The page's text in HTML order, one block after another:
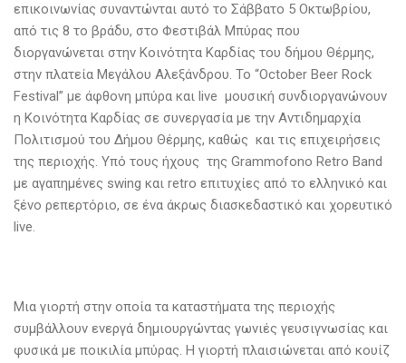
επικοινωνίας συναντώνται αυτό το Σάββατο 5 Οκτωβρίου,
από τις 8 το βράδυ, στο Φεστιβάλ Μπύρας που
διοργανώνεται στην Κοινότητα Καρδίας του δήμου Θέρμης,
στην πλατεία Μεγάλου Αλεξάνδρου. Το “October Beer Rock
Festival” με άφθονη μπύρα και live μουσική συνδιοργανώνουν
η Κοινότητα Καρδίας σε συνεργασία με την Αντιδημαρχία
Πολιτισμού του Δήμου Θέρμης, καθώς και τις επιχειρήσεις
της περιοχής. Υπό τους ήχους της Grammofono Retro Band
με αγαπημένες swing και retro επιτυχίες από το ελληνικό και
ξένο ρεπερτόριο, σε ένα άκρως διασκεδαστικό και χορευτικό
live.
Μια γιορτή στην οποία τα καταστήματα της περιοχής
συμβάλλουν ενεργά δημιουργώντας γωνιές γευσιγνωσίας και
φυσικά με ποικιλία μπύρας. Η γιορτή πλαισιώνεται από κουίζ